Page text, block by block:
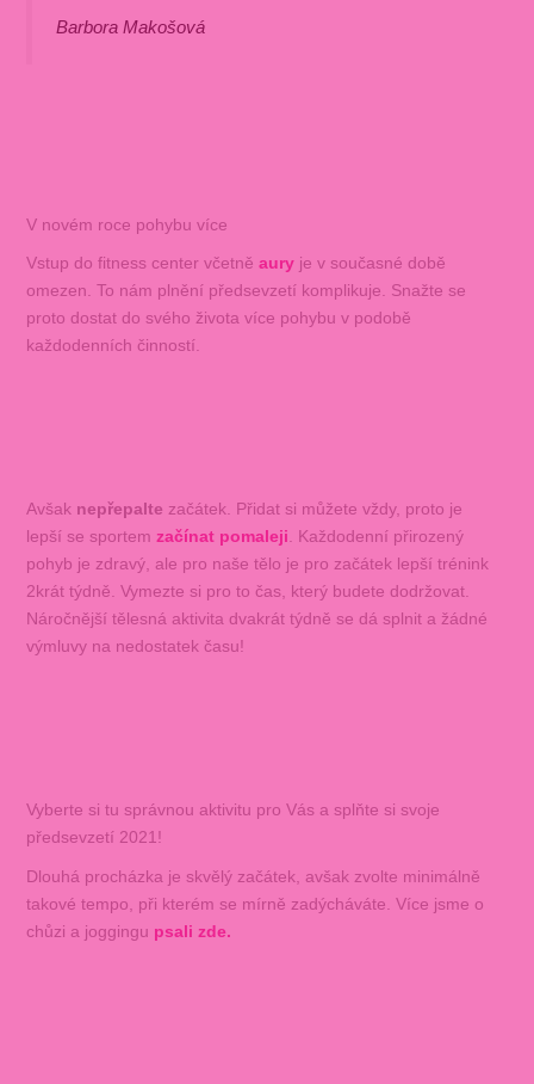
Barbora Makošová
V novém roce pohybu více
Vstup do fitness center včetně aury je v současné době
omezen. To nám plnění předsevzetí komplikuje. Snažte se
proto dostat do svého života více pohybu v podobě
každodenních činností.
Avšak nepřepalte začátek. Přidat si můžete vždy, proto je
lepší se sportem začínat pomaleji. Každodenní přirozený
pohyb je zdravý, ale pro naše tělo je pro začátek lepší trénink
2krát týdně. Vymezte si pro to čas, který budete dodržovat.
Náročnější tělesná aktivita dvakrát týdně se dá splnit a žádné
výmluvy na nedostatek času!
Vyberte si tu správnou aktivitu pro Vás a splňte si svoje
předsevzetí 2021!
Dlouhá procházka je skvělý začátek, avšak zvolte minimálně
takové tempo, při kterém se mírně zadýcháváte. Více jsme o
chůzi a joggingu psali zde.